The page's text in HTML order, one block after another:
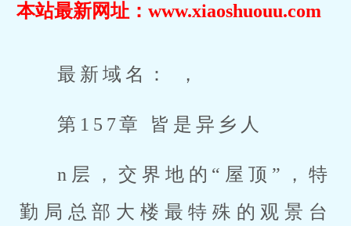
本站最新网址：www.xiaoshuouu.com
最新域名： ，
第157章 皆是异乡人
n层，交界地的“屋顶”，特
勤局总部大楼最特殊的观景台